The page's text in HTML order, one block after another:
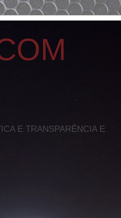
E TRANSPARÊNCIA E